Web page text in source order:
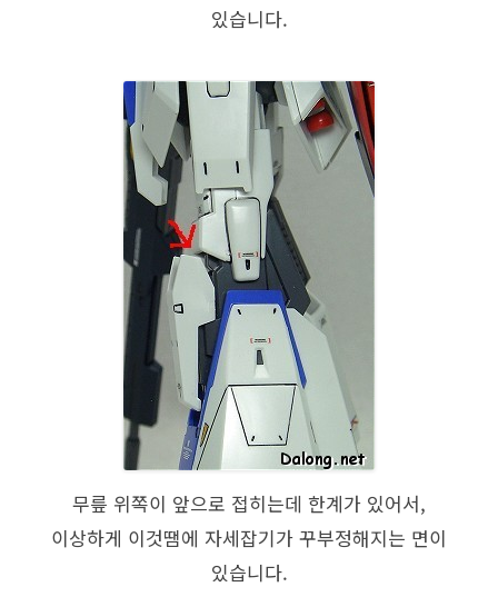
있습니다.
무릎 위쪽이 앞으로 접히는데 한계가 있어서,
이상하게 이것땜에 자세잡기가 꾸부정해지는 면이
있습니다.